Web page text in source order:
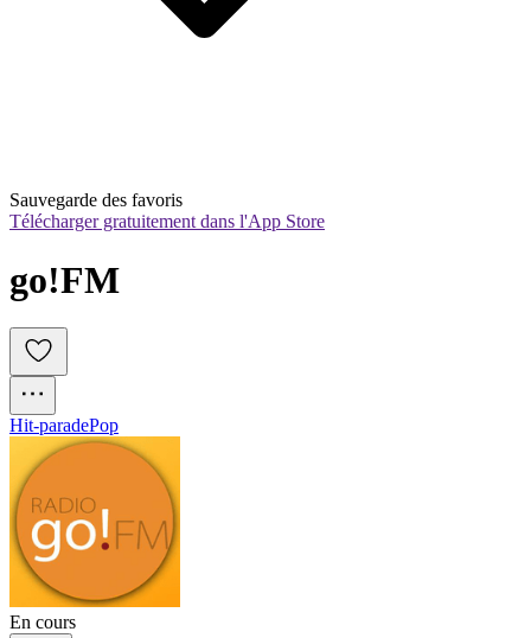
Sauvegarde des favoris
Télécharger gratuitement dans l'App Store
go!FM
Hit-paradePop
En cours